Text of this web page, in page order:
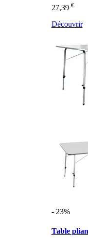
27,39 €
Découvrir
- 23%
Table